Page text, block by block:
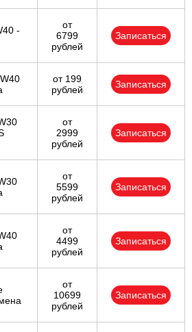
-
от
6799
рублей
Записаться
от 199
рублей
Записаться
от
2999
рублей
Записаться
от
5599
рублей
Записаться
от
4499
рублей
Записаться
от
10699
рублей
Записаться